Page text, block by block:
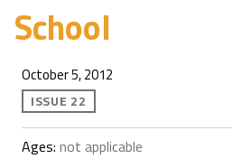
School
October 5, 2012
ISSUE 22
Ages: not applicable